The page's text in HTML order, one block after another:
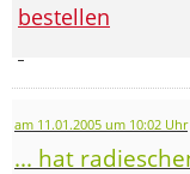
bestellen
am 11.01.2005 um 10:02 Uhr
... hat